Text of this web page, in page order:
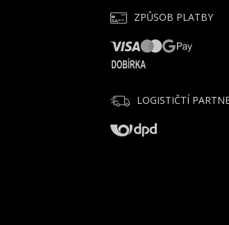
ZPŮSOB PLATBY
LOGISTIČTÍ